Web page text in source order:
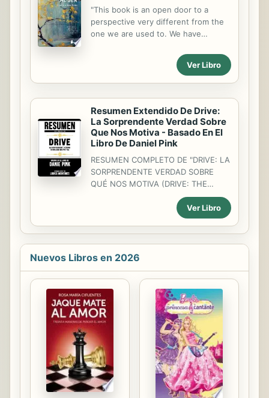
valores, Hernán emprende un viaje
iniciático por el interior de ese país
pródigo en misterios milenarios y
recibe lecciones de maestros yoguis,
conoce a una bella mujer de
ascendencia inglesa que está...
"This book is an open door to a
perspective very different from the
one we are used to. We have
we do, trying to achieve goals,
constantly thinking. You are offered
a change: from the DO mode to the
only a sincere desire for
authenticity."--
Ver Libro
Resumen Extendido De Drive:
La Sorprendente Verdad Sobre
Que Nos Motiva - Basado En El
Libro De Daniel Pink
RESUMEN COMPLETO DE "DRIVE: LA
SORPRENDENTE VERDAD SOBRE
QUÉ NOS MOTIVA (DRIVE: THE
SURPRISING TRUTH ABOUT WHAT
MOTIVATES US)" - BASADO EN EL
LIBRO DE DANIEL PINKRESUMEN
ESCRITO POR: LIBROS
MENTORES¿Tus empleados
manifiestan poco interés por su
que lideras?Conoce los pilares de la
motivación que mejorarán el
desempeño de las personas y el
rendimiento de tu empresa.ACERCA
DEL LIBRO ORIGINAL:Es este un libro
sobre la motivación. En él se
establecen las diferencias de la
motivación extrínseca e intrínseca.A
través de investigaciones se
muestra...
Ver Libro
Nuevos Libros en 2026